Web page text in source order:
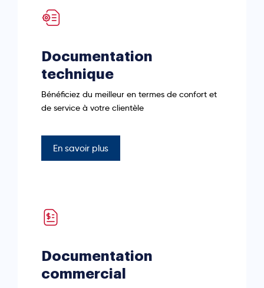
Documentation
technique
Bénéficiez du meilleur en termes de confort et
de service à votre clientèle
En savoir plus
Documentation
commercial